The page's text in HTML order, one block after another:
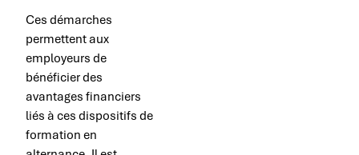
Ces démarches
permettent aux
employeurs de
bénéficier des
avantages financiers
liés à ces dispositifs de
formation en